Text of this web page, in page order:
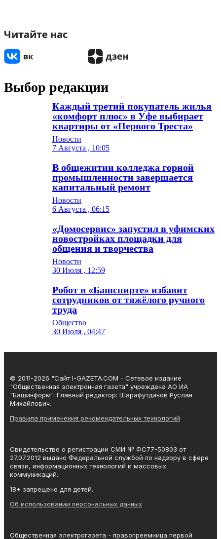
Читайте нас
Выбор редакции
Каждый третий покупатель жилья
«комфорт плюс» в Уфе выбирает
квартиры от «Первого Треста»
Новости
7 Августа , 10:05
В общежитии колледжа горной
промышленности завершается
капитальный ремонт
Новости
6 Августа , 06:15
«Домосервис» запустил в уфимских
новостройках площадки для
общения и творчества
Новости
30 Июля , 12:59
Робот в «Башспирте» избавит
сотрудников от тяжёлого ручного
труда
Общество
30 Июля , 04:47
© 2011-2026 "Сайт I-GAZETA.COM - Сетевое издание
"Общественная электронная газета" учреждена АО ИА
"Башинформ". Главный редактор: Шарафутдинов Руслан
Михайлович.
Правила применения рекомендательных технологий
Свидетельство о регистрации СМИ № ФС77-50803 от
27.07.2012 выдано Федеральной службой по надзору в сфере
связи, информационных технологий и массовых
коммуникаций.
18+ запрещено для детей.
Об использовании персональных данных
Общественная электрогазета - правопреемница первой